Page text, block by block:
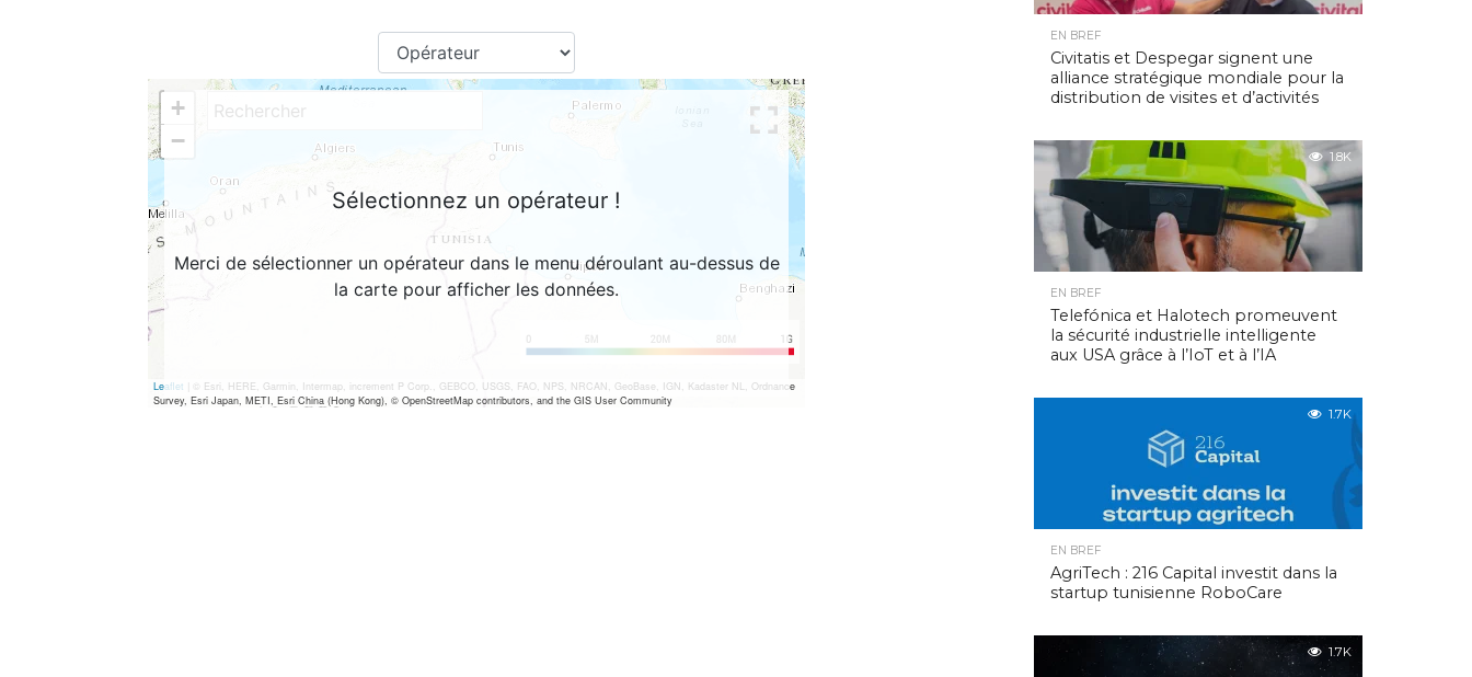
EN BREF
Civitatis et Despegar signent une
alliance stratégique mondiale pour la
distribution de visites et d’activités
1.8K
EN BREF
Telefónica et Halotech promeuvent
la sécurité industrielle intelligente
aux USA grâce à l’IoT et à l’IA
1.7K
EN BREF
AgriTech : 216 Capital investit dans la
startup tunisienne RoboCare
1.7K